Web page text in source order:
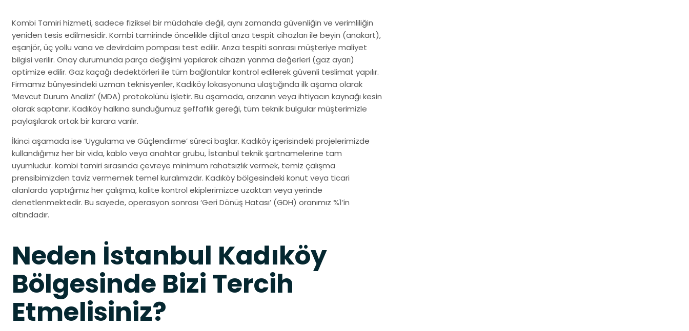
Kombi Tamiri hizmeti, sadece fiziksel bir müdahale değil, aynı zamanda güvenliğin ve verimliliğin
yeniden tesis edilmesidir. Kombi tamirinde öncelikle dijital arıza tespit cihazları ile beyin (anakart),
eşanjör, üç yollu vana ve devirdaim pompası test edilir. Arıza tespiti sonrası müşteriye maliyet
bilgisi verilir. Onay durumunda parça değişimi yapılarak cihazın yanma değerleri (gaz ayarı)
optimize edilir. Gaz kaçağı dedektörleri ile tüm bağlantılar kontrol edilerek güvenli teslimat yapılır.
Firmamız bünyesindeki uzman teknisyenler, Kadıköy lokasyonuna ulaştığında ilk aşama olarak
‘Mevcut Durum Analizi’ (MDA) protokolünü işletir. Bu aşamada, arızanın veya ihtiyacın kaynağı kesin
olarak saptanır. Kadıköy halkına sunduğumuz şeffaflık gereği, tüm teknik bulgular müşterimizle
paylaşılarak ortak bir karara varılır.
İkinci aşamada ise ‘Uygulama ve Güçlendirme’ süreci başlar. Kadıköy içerisindeki projelerimizde
kullandığımız her bir vida, kablo veya anahtar grubu, İstanbul teknik şartnamelerine tam
uyumludur. kombi tamiri sırasında çevreye minimum rahatsızlık vermek, temiz çalışma
prensibimizden taviz vermemek temel kuralımızdır. Kadıköy bölgesindeki konut veya ticari
alanlarda yaptığımız her çalışma, kalite kontrol ekiplerimizce uzaktan veya yerinde
denetlenmektedir. Bu sayede, operasyon sonrası ‘Geri Dönüş Hatası’ (GDH) oranımız %1’in
altındadır.
Neden İstanbul Kadıköy
Bölgesinde Bizi Tercih
Etmelisiniz?